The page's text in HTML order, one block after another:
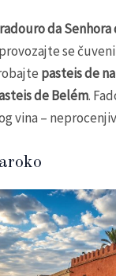
da
se
pasteis de
de Belém.
vina –